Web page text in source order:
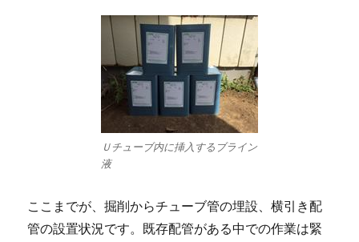
Ｕチューブ内に挿入するブライン
液
ここまでが、掘削からチューブ管の埋設、横引き配
管の設置状況です。既存配管がある中での作業は緊